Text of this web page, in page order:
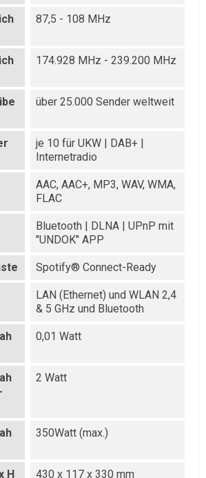
87,5 - 108 MHz
174.928 MHz - 239.200 MHz
über 25.000 Sender weltweit
je 10 für UKW | DAB+ |
Internetradio
AAC, AAC+, MP3, WAV, WMA,
FLAC
Bluetooth | DLNA | UPnP mit
"UNDOK" APP
Spotify® Connect-Ready
LAN (Ethernet) und WLAN 2,4
& 5 GHz und Bluetooth
0,01 Watt
2 Watt
350Watt (max.)
H
430 x 117 x 330 mm